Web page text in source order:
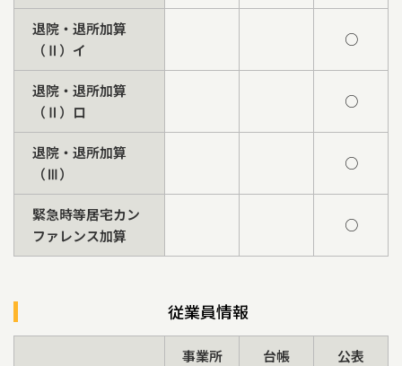
退院・退所加算
（Ⅱ）イ
○
退院・退所加算
（Ⅱ）ロ
○
退院・退所加算
（Ⅲ）
○
緊急時等居宅カン
ファレンス加算
○
従業員情報
事業所 台帳 公表